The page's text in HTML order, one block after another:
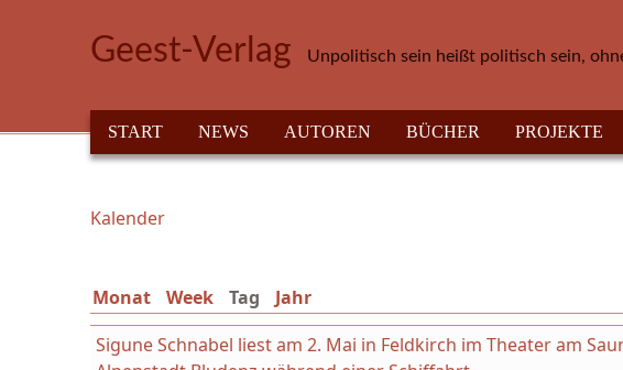
Geest-Verlag Unpolitisch sein heißt politisch sein,
HAUPTMENÜ
START NEWS AUTOREN BÜCHER PROJEKTE
Sie sind hier
Kalender
Monat Week Tag (aktiver Reiter)
Jahr
Sigune Schnabel liest am 2. Mai in Feldkirch im Theater am